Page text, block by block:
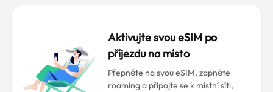
Aktivujte svou eSIM po
příjezdu na místo
Přepněte na svou eSIM, zapněte
roaming a připojte se k místní síti,